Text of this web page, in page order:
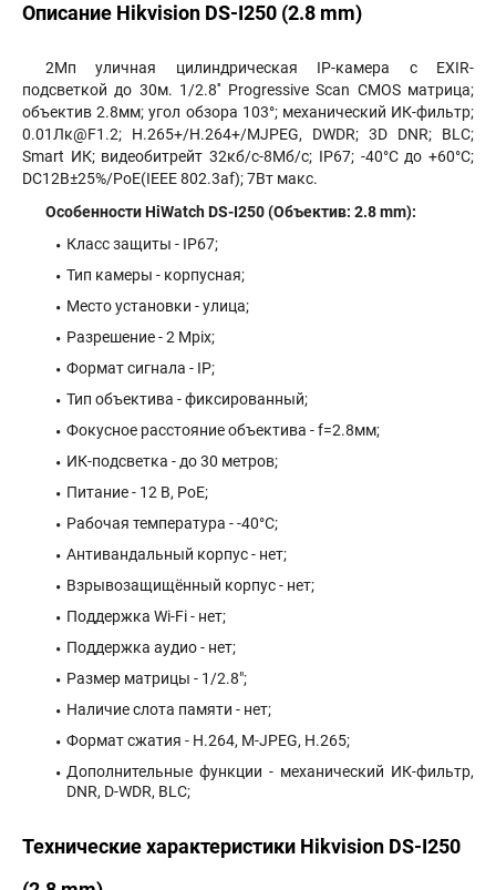
Описание Hikvision DS-I250 (2.8 mm)
2Мп уличная цилиндрическая IP-камера с EXIR-
подсветкой до 30м. 1/2.8'' Progressive Scan CMOS матрица;
объектив 2.8мм; угол обзора 103°; механический ИК-фильтр;
0.01Лк@F1.2; H.265+/H.264+/MJPEG, DWDR; 3D DNR; BLC;
Smart ИК; видеобитрейт 32кб/с-8Мб/с; IP67; -40°C до +60°C;
DC12В±25%/PoE(IEEE 802.3af); 7Вт макс.
Особенности HiWatch DS-I250 (Объектив: 2.8 mm):
Класс защиты - IP67;
Тип камеры - корпусная;
Место установки - улица;
Разрешение - 2 Mpix;
Формат сигнала - IP;
Тип объектива - фиксированный;
Фокусное расстояние объектива - f=2.8мм;
ИК-подсветка - до 30 метров;
Питание - 12 В, PoE;
Рабочая температура - -40°С;
Антивандальный корпус - нет;
Взрывозащищённый корпус - нет;
Поддержка Wi-Fi - нет;
Поддержка аудио - нет;
Размер матрицы - 1/2.8";
Наличие слота памяти - нет;
Формат сжатия - H.264, M-JPEG, H.265;
Дополнительные функции - механический ИК-фильтр,
DNR, D-WDR, BLC;
Технические характеристики Hikvision DS-I250